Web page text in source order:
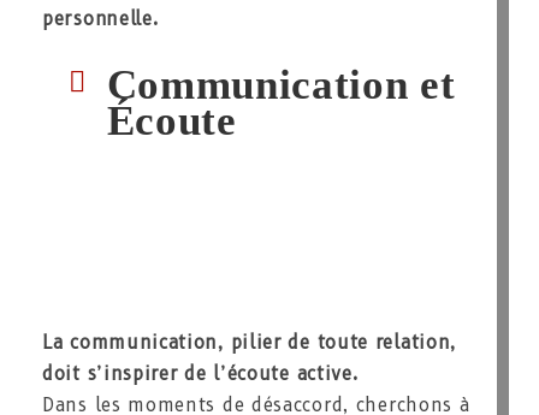
personnelle.
Communication et
Écoute
La communication, pilier de toute relation,
doit s’inspirer de l’écoute active.
Dans les moments de désaccord, cherchons à